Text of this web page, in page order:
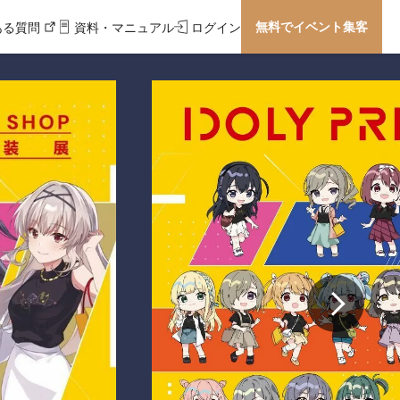
質問 資料・マニュアル ログイン 無料でイベント集客